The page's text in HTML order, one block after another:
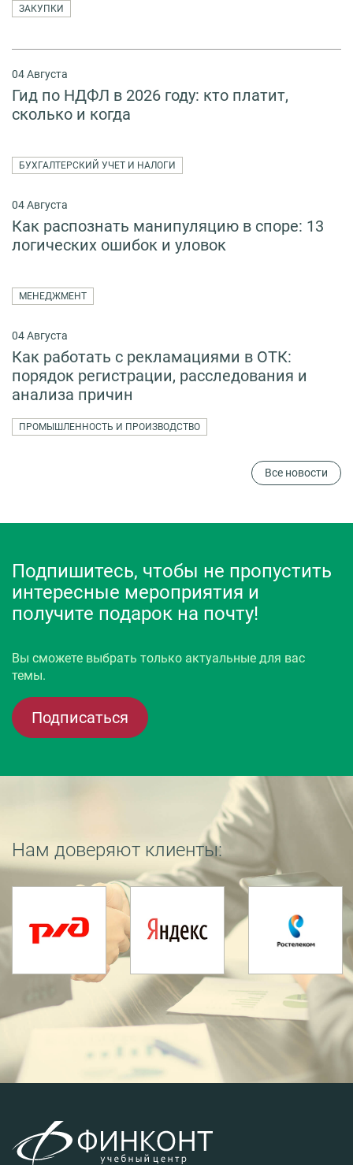
ЗАКУПКИ
04 Августа
Гид по НДФЛ в 2026 году: кто платит,
сколько и когда
БУХГАЛТЕРСКИЙ УЧЕТ И НАЛОГИ
04 Августа
Как распознать манипуляцию в споре: 13
логических ошибок и уловок
МЕНЕДЖМЕНТ
04 Августа
Как работать с рекламациями в ОТК:
порядок регистрации, расследования и
анализа причин
ПРОМЫШЛЕННОСТЬ И ПРОИЗВОДСТВО
Все новости
Подпишитесь, чтобы не пропустить
интересные мероприятия и
получите подарок на почту!
Вы сможете выбрать только актуальные для вас
темы.
Подписаться
Нам доверяют клиенты: